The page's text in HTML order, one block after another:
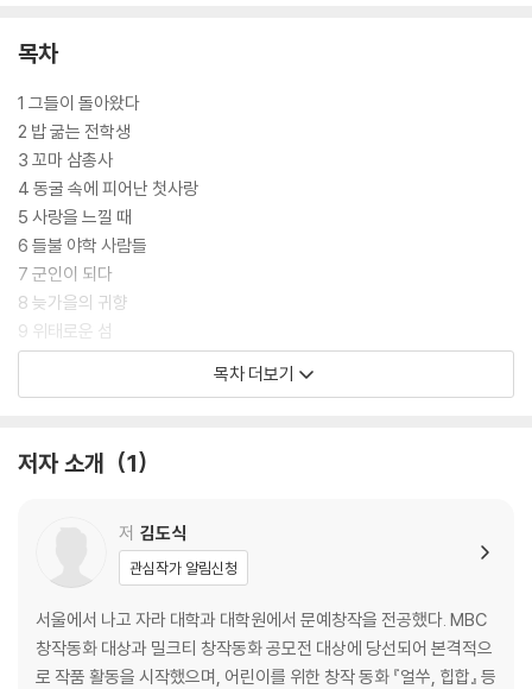
『바람의 소리가 들려』는 ‘제주 스토리공모전 수상작’으로 제주 4·3을 청소
경으로 다양한 인간 군상들을 보여줌으로써 진정한 인간다움이란 무엇인
지 질문을 던진다. 아울러 풋풋한 사랑의 서사를 통해 지옥 같은 시절에도
꿈과 사랑을 버리지 않았던 아름다운 청춘들의 이야기를 담아낸다. 김도식
작가의 말처럼 “최고의 추모는 다시는 그와 같은 비극이 이 땅에 발생하지
않도록” 노력하는 것이다. 청소년들이 이 책을 통해 제주 4·3의 역사를 잊
지 않고 기억하게 되기를 간절히 바란다.
목차
1 그들이 돌아왔다
2 밥 굶는 전학생
3 꼬마 삼총사
4 동굴 속에 피어난 첫사랑
5 사랑을 느낄 때
6 들불 야학 사람들
7 군인이 되다
8 늦가을의 귀향
9 위태로운 섬
10 다 빨갱이들이야!
14 복수의 다짐
16 돌아온 준규와 낯선 청년
17 그날의 진실
18 흩날리는 꽃잎들
19 목각 인형 세 친구
에필로그 동백꽃 필 무렵
작가의 말
목차 더보기
저자 소개 1
저 김도식
관심작가 알림신청
서울에서 나고 자라 대학과 대학원에서 문예창작을 전공했다. MBC
창작동화 대상과 밀크티 창작동화 공모전 대상에 당선되어 본격적으
로 작품 활동을 시작했으며, 어린이를 위한 창작 동화 『얼쑤, 힙합』 등